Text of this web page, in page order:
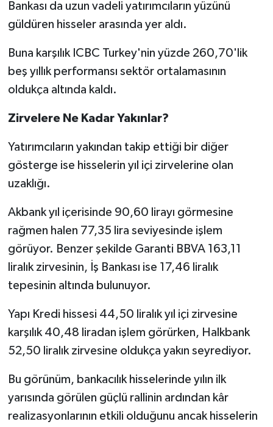
Bankası da uzun vadeli yatırımcıların yüzünü
güldüren hisseler arasında yer aldı.
Buna karşılık ICBC Turkey'nin yüzde 260,70'lik
beş yıllık performansı sektör ortalamasının
oldukça altında kaldı.
Zirvelere Ne Kadar Yakınlar?
Yatırımcıların yakından takip ettiği bir diğer
gösterge ise hisselerin yıl içi zirvelerine olan
uzaklığı.
Akbank yıl içerisinde 90,60 lirayı görmesine
rağmen halen 77,35 lira seviyesinde işlem
görüyor. Benzer şekilde Garanti BBVA 163,11
liralık zirvesinin, İş Bankası ise 17,46 liralık
tepesinin altında bulunuyor.
Yapı Kredi hissesi 44,50 liralık yıl içi zirvesine
karşılık 40,48 liradan işlem görürken, Halkbank
52,50 liralık zirvesine oldukça yakın seyrediyor.
Bu görünüm, bankacılık hisselerinde yılın ilk
yarısında görülen güçlü rallinin ardından kâr
realizasyonlarının etkili olduğunu ancak hisselerin